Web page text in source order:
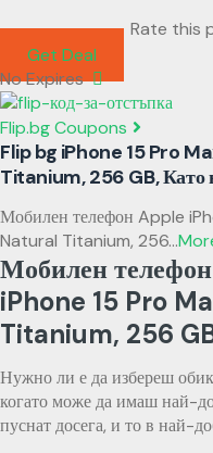
Rate this
Get Deal
No Expires
Flip.bg Coupons
Flip bg iPhone 15 Pro
Titanium, 256 GB, Като
Мобилен телефон Apple
Natural Titanium, 256...
Мобилен
iPhone 15 Pro
Titanium, 256
Нужно ли е да избереш
когато може да имаш най-
пуснат досега, и то в най-